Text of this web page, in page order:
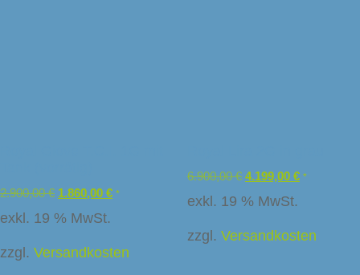
2.900,00€ 1.860,00 € *
exkl. 19 % MwSt.
zzgl. Versandkosten
6.900,00€ 4.199,00 € *
exkl. 19 % MwSt.
zzgl. Versandkosten